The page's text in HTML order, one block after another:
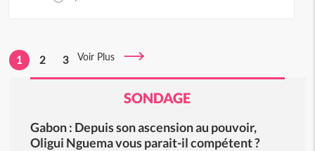
1 2 3 Voir Plus
SONDAGE
Gabon : Depuis son ascension au pouvoir,
Oligui Nguema vous parait-il compétent ?